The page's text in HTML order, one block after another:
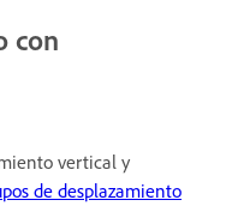
con
vertical y
de desplazamiento